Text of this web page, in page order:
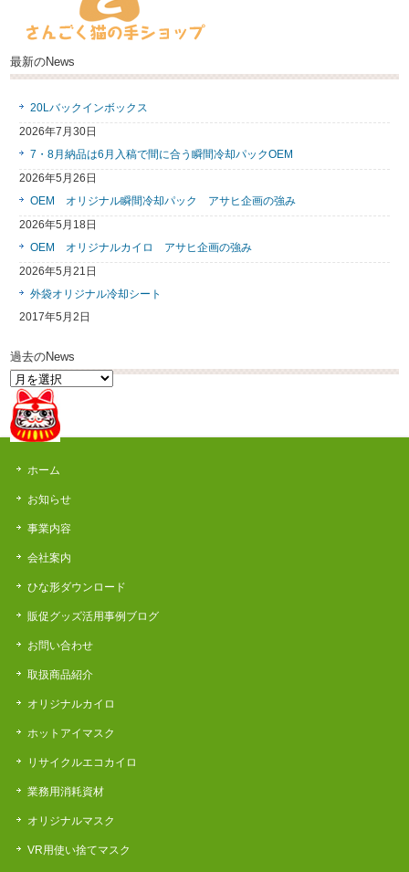
最新のNews
20Lバックインボックス
2026年7月30日
7・8月納品は6月入稿で間に合う瞬間冷却パックOEM
2026年5月26日
OEM オリジナル瞬間冷却パック アサヒ企画の強み
2026年5月18日
OEM オリジナルカイロ アサヒ企画の強み
2026年5月21日
外袋オリジナル冷却シート
2017年5月2日
過去のNews
過
去
の
News
ホーム
お知らせ
事業内容
会社案内
ひな形ダウンロード
販促グッズ活用事例ブログ
お問い合わせ
取扱商品紹介
オリジナルカイロ
ホットアイマスク
リサイクルエコカイロ
業務用消耗資材
オリジナルマスク
VR用使い捨てマスク